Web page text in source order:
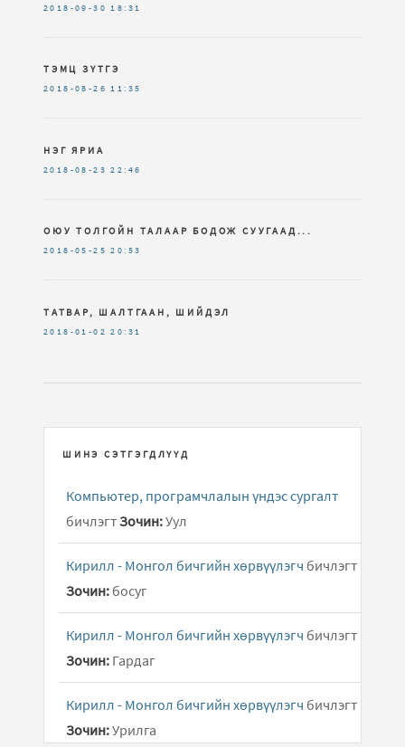
2018-09-30 18:31
ТЭМЦ ЗҮТГЭ
2018-08-26 11:35
НЭГ ЯРИА
2018-08-23 22:46
ОЮУ ТОЛГОЙН ТАЛААР БОДОЖ СУУГААД...
2018-05-25 20:53
ТАТВАР, ШАЛТГААН, ШИЙДЭЛ
2018-01-02 20:31
ШИНЭ СЭТГЭГДЛҮҮД
Компьютер, програмчлалын үндэс сургалт
бичлэгтЗочин:Уул
Кирилл - Монгол бичгийн хөрвүүлэгч бичлэгт
Зочин: босуг
Кирилл - Монгол бичгийн хөрвүүлэгч бичлэгт
Зочин: Гардаг
Кирилл - Монгол бичгийн хөрвүүлэгч бичлэгт
Зочин:Урилга